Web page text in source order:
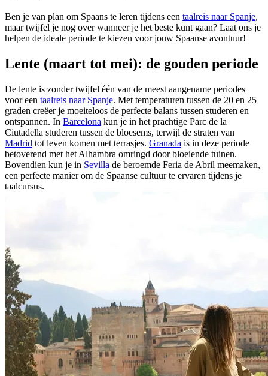
Ben je van plan om Spaans te leren tijdens een taalreis naar Spanje,
maar twijfel je nog over wanneer je het beste kunt gaan? Laat ons je
helpen de ideale periode te kiezen voor jouw Spaanse avontuur!
Lente (maart tot mei): de gouden periode
De lente is zonder twijfel één van de meest aangename periodes
voor een taalreis naar Spanje. Met temperaturen tussen de 20 en 25
graden creëer je moeiteloos de perfecte balans tussen studeren en
ontspannen. In Barcelona kun je in het prachtige Parc de la
Ciutadella studeren tussen de bloesems, terwijl de straten van
Madrid tot leven komen met terrasjes. Granada is in deze periode
betoverend met het Alhambra omringd door bloeiende tuinen.
Bovendien kun je in Sevilla de beroemde Feria de Abril meemaken,
een perfecte manier om de Spaanse cultuur te ervaren tijdens je
taalcursus.